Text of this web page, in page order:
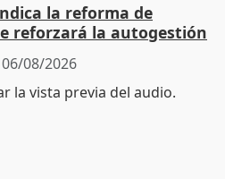
la reforma de
reforzará la autogestión
06/08/2026